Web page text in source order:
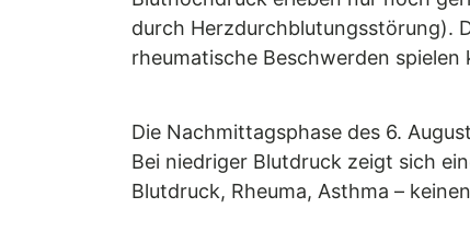
durch Herzdurchblutungsstörung).
rheumatische Beschwerden
Die Nachmittagsphase des 6.
Bei niedriger Blutdruck zeigt sich
Blutdruck, Rheuma, Asthma –